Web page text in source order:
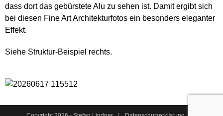
dass dort das gebürstete Alu zu sehen ist. Damit ergibt sich
bei diesen Fine Art Architekturfotos ein besonders eleganter
Effekt.
Siehe Struktur-Beispiel rechts.